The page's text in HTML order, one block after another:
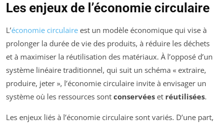
Les enjeux de l’économie circulaire
L’économie circulaire est un modèle économique qui vise à
prolonger la durée de vie des produits, à réduire les déchets
et à maximiser la réutilisation des matériaux. À l’opposé d’un
système linéaire traditionnel, qui suit un schéma « extraire,
produire, jeter », l’économie circulaire invite à envisager un
système où les ressources sont conservées et réutilisées.
Les enjeux liés à l’économie circulaire sont variés. D’une part,